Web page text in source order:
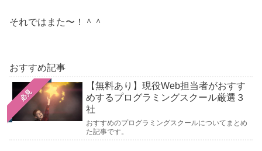
それではまた〜！＾＾
おすすめ記事
必見
【無料あり】現役Web担当者がおすす
めするプログラミングスクール厳選３
社
おすすめのプログラミングスクールについてまとめ
た記事です。